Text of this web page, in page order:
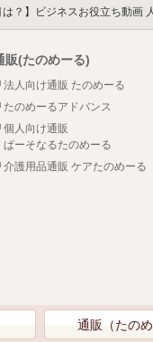
は？】ビジネスお役立ち動画
販(たのめーる)
法人向け通販 たのめーる
たのめーるアドバンス
個人向け通販
ぱーそなるたのめーる
介護用品通販 ケアたのめーる
通販（たのめ